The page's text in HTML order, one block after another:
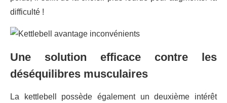
difficulté !
Une solution efficace contre les
déséquilibres musculaires
La kettlebell possède également un deuxième intérêt